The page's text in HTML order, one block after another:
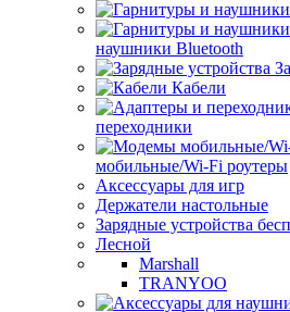
наушники Bluetooth
Кабели
переходники
мобильные/Wi-Fi роутеры
Аксессуары для игр
Держатели настольные
Зарядные устройства
Лесной
Marshall
TRANYOO